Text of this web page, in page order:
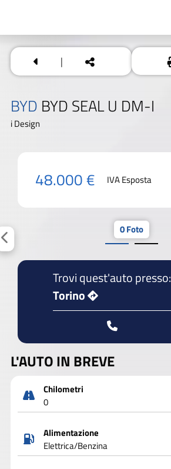
|
BYD BYD SEAL U DM-I
i Design
48.000 € IVA Esposta
0 Foto
Trovi quest'auto presso:
Torino
L'AUTO IN BREVE
Chilometri
0
Alimentazione
Elettrica/Benzina